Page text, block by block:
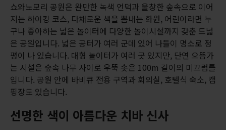
쇼와노모리 공원은 완만한 녹색 언덕과 울창한 숲속으로 이어
지는 하이킹 코스, 다채로운 색을 뽐내는 화원, 어린이라면 누
구나 좋아하는 넓은 놀이터에 다양한 놀이시설까지 갖춘 드넓
은 공원입니다. 넓은 공터가 여러 군데 있어 나들이 명소로 정
평이 나 있습니다. 대형 놀이터가 여러 곳 있지만, 단연 으뜸가
는 시설은 숲속 나무 사이로 우뚝 솟은 100m 길이의 미끄럼틀
입니다. 공원 안에 바비큐 전용 구역과 회의실, 호텔식 숙소, 캠
핑장도 있습니다.
선명한 색이 아름다운 치바 신사